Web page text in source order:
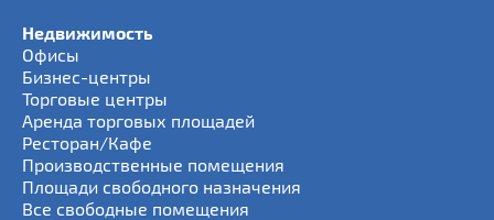
Недвижимость
Офисы
Бизнес-центры
Торговые центры
Аренда торговых площадей
Ресторан/Кафе
Производственные помещения
Площади свободного назначения
Все свободные помещения